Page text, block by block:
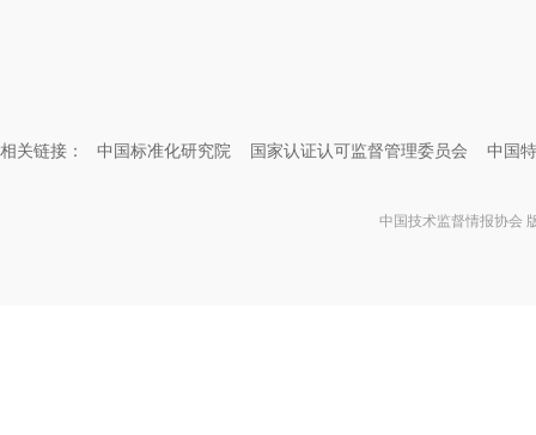
相关链接： 中国标准化研究院 国家认证认可监督管理委员会 中国
中国技术监督情报协会